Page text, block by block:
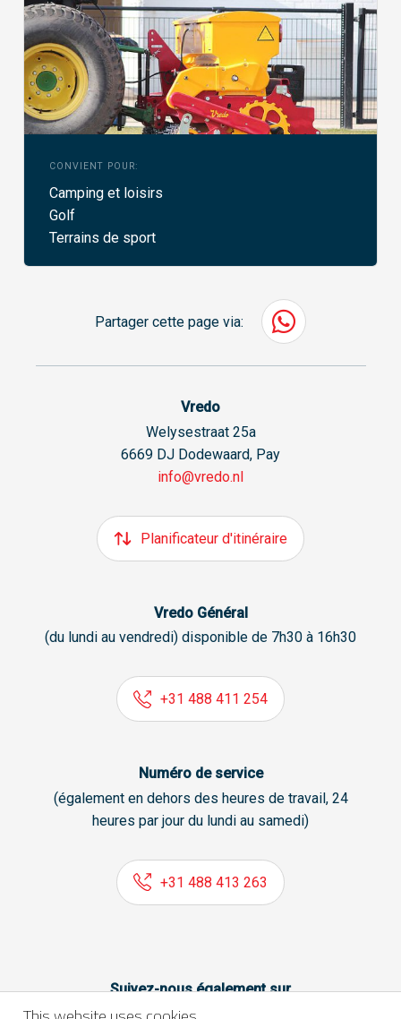
CONVIENT POUR:
Camping et loisirs
Golf
Terrains de sport
Partager cette page via:
Vredo
Welysestraat 25a
6669 DJ Dodewaard, Pay
info@vredo.nl
Planificateur d'itinéraire
Vredo Général
(du lundi au vendredi) disponible de 7h30 à 16h30
+31 488 411 254
Numéro de service
(également en dehors des heures de travail, 24
heures par jour du lundi au samedi)
+31 488 413 263
Suivez-nous également sur